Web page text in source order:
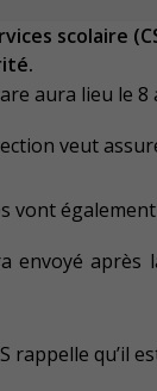
scolaire
aura lieu le 8
veut
vont
envoyé
rappelle qu’il